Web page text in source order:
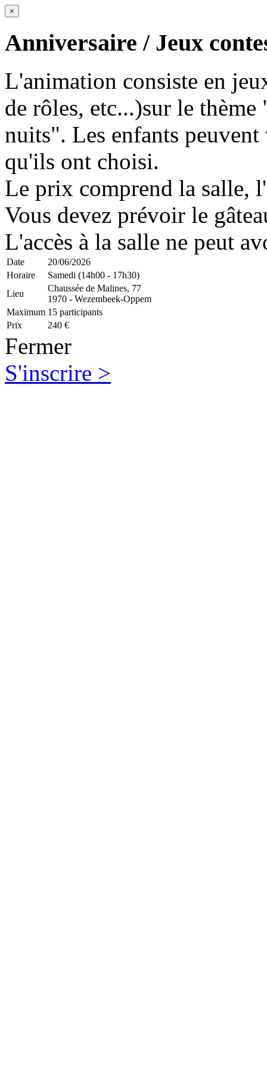
×
Anniversaire / Jeux
L'animation consiste en
de rôles, etc...)sur le
nuits". Les enfants peuvent
qu'ils ont choisi.
Le prix comprend la salle,
Vous devez prévoir le
L'accès à la salle ne peut
Date
20/06/2026
Horaire
Samedi (14h00 - 17h30)
Lieu
Chaussée de Malines, 77
1970 - Wezembeek-Oppem
Maximum 15 participants
Prix
240 €
Fermer
S'inscrire >